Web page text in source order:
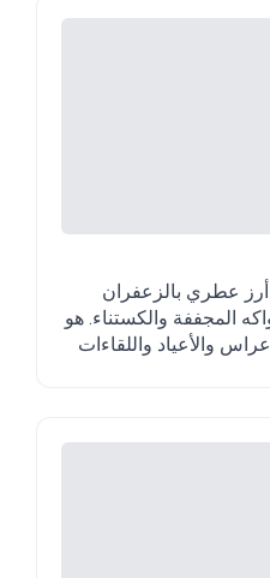
أرز عطري بالزعفران
المجففة والكستناء. هو
والأعياد واللقاءات